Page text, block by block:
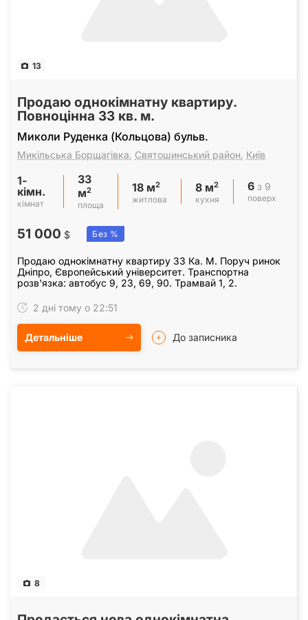
13
Продаю однокімнатну квартиру.
Повноцінна 33 кв. м.
Миколи Руденка (Кольцова) бульв.
Микільська Борщагівка Святошинський район Київ
1-
кімн.
кімнат
33
м2
площа
18 м2
житлова
8 м2
кухня
6 з 9
поверх
51 000 $ Без %
Продаю однокімнатну квартиру 33 Ка. М. Поруч ринок
Дніпро, Європейський університет. Транспортна
розв'язка: автобус 9, 23, 69, 90. Трамвай 1, 2.
2 дні тому о 22:51
Детальніше До записника
8